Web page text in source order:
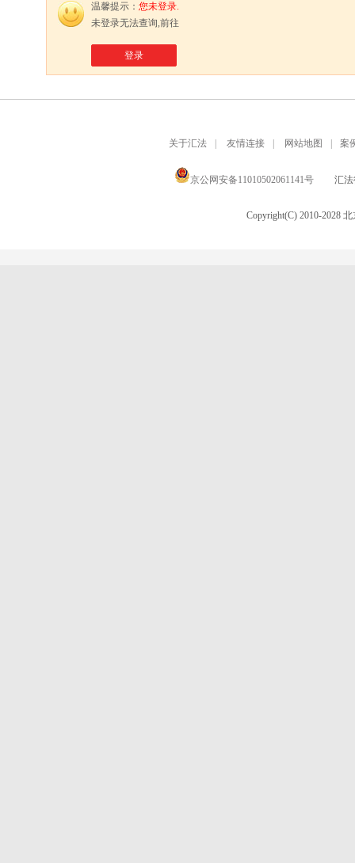
温馨提示： 您未登录.
未登录无法查询,前往
登录
关于汇法 友情连接 网站地图 案
京公网安备11010502061141号 汇法
Copyright(C) 2010-2028